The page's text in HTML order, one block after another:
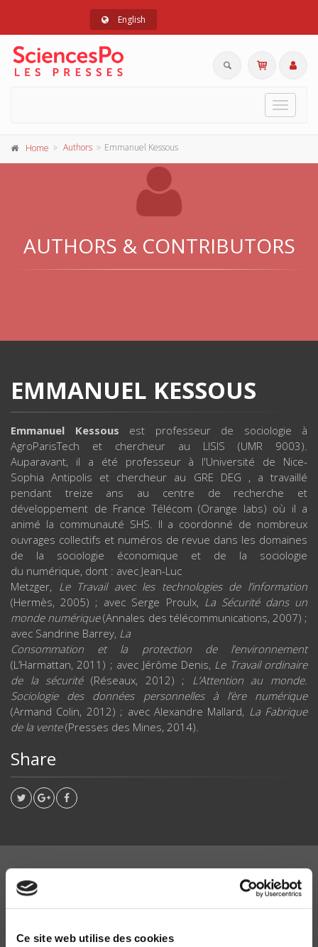
Ce site web utilise des cookies
English
Toggle
Home Authors Emmanuel Kessous
AUTHORS & CONTRIBUTORS
EMMANUEL KESSOUS
Emmanuel Kessous est professeur de sociologie à
AgroParisTech et chercheur au LISIS (UMR 9003).
Auparavant, il a été professeur à l'Université de Nice-
Sophia Antipolis et chercheur au GRE DEG , a travaillé
pendant treize ans au centre de recherche et
développement de France Télécom (Orange labs) où il a
animé la communauté SHS. Il a coordonné de nombreux
ouvrages collectifs et numéros de revue dans les domaines
de la sociologie économique et de la sociologie
du numérique, dont : avec Jean-Luc
Metzger, Le Travail avec les technologies de l’information
(Hermès, 2005) ; avec Serge Proulx, La Sécurité dans un
monde numérique(Annales des télécommunications, 2007) ;
avec Sandrine Barrey, La
Consommation et la protection de l’environnement
(L’Harmattan, 2011) ; avec Jérôme Denis, Le Travail ordinaire
de la sécurité(Réseaux, 2012) ; L’Attention au monde.
Sociologie des données personnelles à l’ère numérique
(Armand Colin, 2012) ; avec Alexandre Mallard, La Fabrique
de la vente(Presses des Mines, 2014).
Share
INVOLVING